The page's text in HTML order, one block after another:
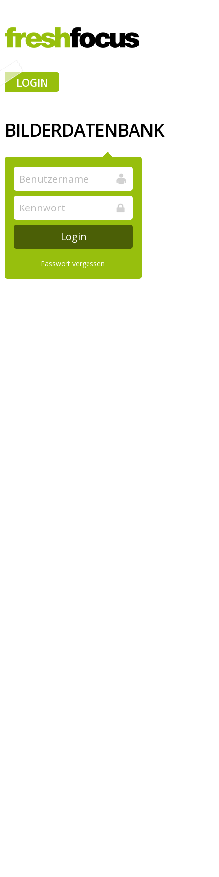
LOGIN
BILDERDATENBANK
Passwort vergessen